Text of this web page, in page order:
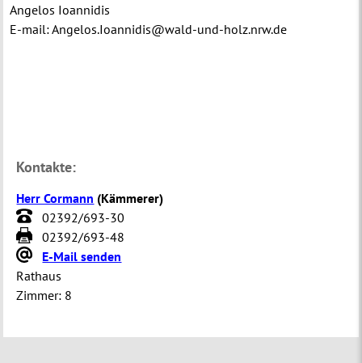
Angelos Ioannidis
E-mail: Angelos.Ioannidis@wald-und-holz.nrw.de
Kontakte:
Herr Cormann (Kämmerer)
02392/693-30
02392/693-48
E-Mail senden
Rathaus
Zimmer: 8